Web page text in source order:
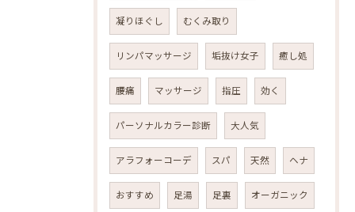
凝りほぐし むくみ取り
リンパマッサージ 垢抜け女子 癒し処
腰痛 マッサージ 指圧 効く
パーソナルカラー診断 大人気
アラフォーコーデ スパ 天然 ヘナ
おすすめ 足湯 足裏 オーガニック